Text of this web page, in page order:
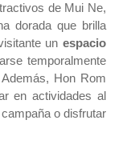
de Mui Ne,
dorada que brilla
un espacio
temporalmente
Hon Rom
en actividades al
o disfrutar